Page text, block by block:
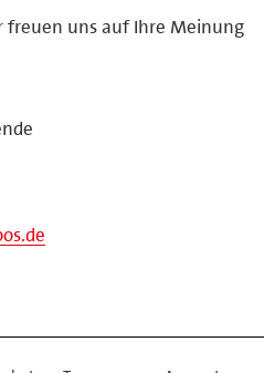
freuen uns auf Ihre Meinung